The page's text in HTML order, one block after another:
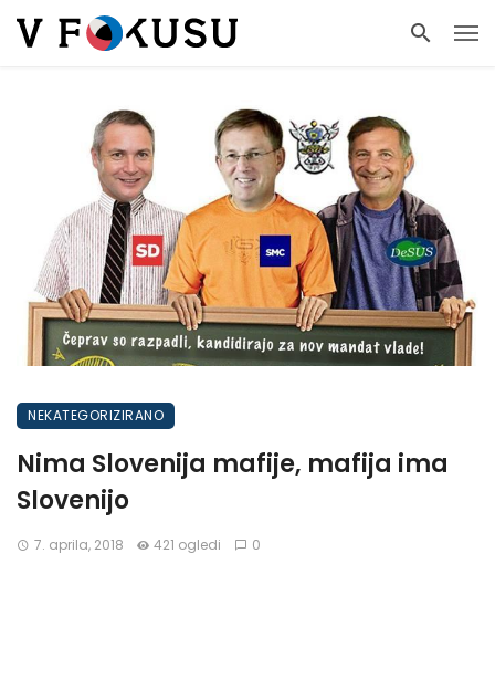
NEKATEGORIZIRANO
Nima Slovenija mafije, mafija ima
Slovenijo
7. aprila, 2018 421 ogledi 0